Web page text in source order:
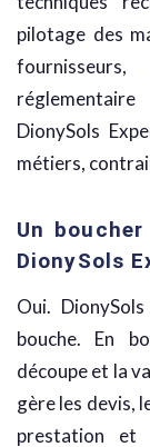
pilotage des
réglementaire
DionySols
métiers,
Un
DionySols
Oui.
bouche. En
découpe et la
gère les devis,
prestation et